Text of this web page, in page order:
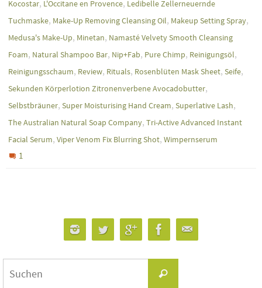
Kocostar, L'Occitane en Provence, Ledibelle Zellerneuernde
Tuchmaske, Make-Up Removing Cleansing Oil, Makeup Setting Spray,
Medusa's Make-Up, Minetan, Namasté Velvety Smooth Cleansing
Foam, Natural Shampoo Bar, Nip+Fab, Pure Chimp, Reinigungsöl,
Reinigungsschaum, Review, Rituals, Rosenblüten Mask Sheet, Seife,
Sekunden Körperlotion Zitronenverbene Avocadobutter,
Selbstbräuner, Super Moisturising Hand Cream, Superlative Lash,
The Australian Natural Soap Company, Tri-Active Advanced Instant
Facial Serum, Viper Venom Fix Blurring Shot, Wimpernserum
1
Suchen